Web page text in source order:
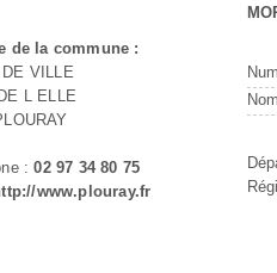
de la commune :
DE VILLE
L ELLE
:02 97 34 80 75
www.plouray.fr